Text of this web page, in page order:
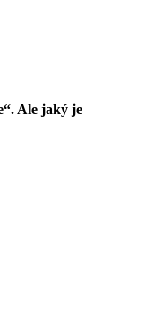
Ale jaký je